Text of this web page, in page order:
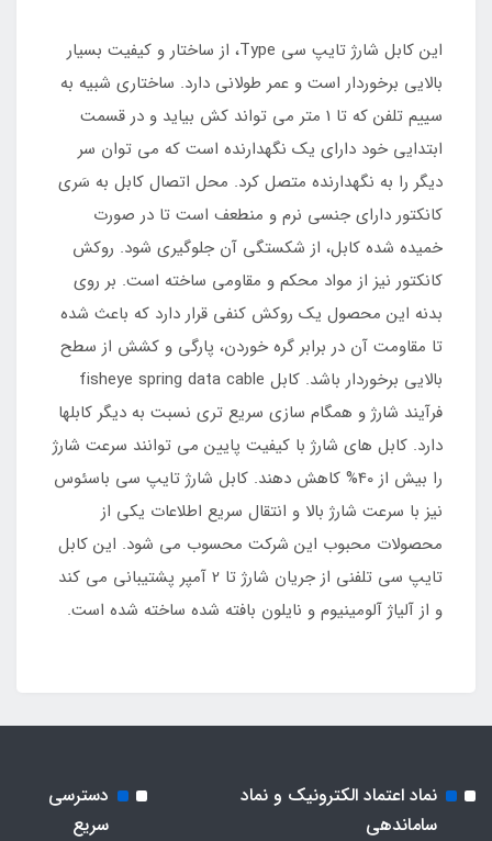
این کابل شارژ تایپ سی Type، از ساختار و کیفیت بسیار
بالایی برخوردار است و عمر طولانی دارد. ساختاری شبیه به
سییم تلفن که تا 1 متر می تواند کش بیاید و در قسمت
ابتدایی خود دارای یک نگهدارنده است که می توان سر
دیگر را به نگهدارنده متصل کرد. محل اتصال کابل به سَری
کانکتور دارای جنسی نرم و منطعف است تا در صورت
خمیده شده کابل، از شکستگی آن جلوگیری شود. روکش
کانکتور نیز از مواد محکم و مقاومی ساخته است. بر روی
بدنه این محصول یک روکش کنفی قرار دارد که باعث شده
تا مقاومت آن در برابر گره خوردن، پارگی و کشش از سطح
بالایی برخوردار باشد. کابل fisheye spring data cable
فرآیند شارژ و همگام سازی سریع تری نسبت به دیگر کابلها
دارد. کابل های شارژ با کیفیت پایین می توانند سرعت شارژ
را بیش از 40% کاهش دهند. کابل شارژ تایپ سی باسئوس
نیز با سرعت شارژ بالا و انتقال سریع اطلاعات یکی از
محصولات محبوب این شرکت محسوب می شود. این کابل
تایپ سی تلفنی از جریان شارژ تا 2 آمپر پشتیبانی می کند
و از آلیاژ آلومینیوم و نایلون بافته شده ساخته شده است.
نماد اعتماد الکترونیک و نماد
ساماندهی
دسترسی
سریع